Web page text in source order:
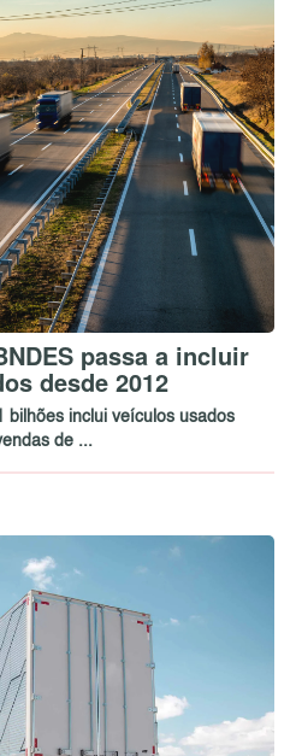
passa a incluir
desde 2012
bilhões inclui veículos usados
de ...